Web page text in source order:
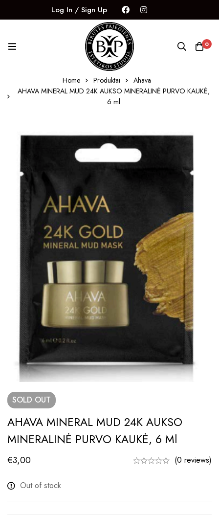
Log In / Sign Up
0
Home Produktai
Ahava
AHAVA MINERAL MUD 24K AUKSO MINERALINĖ PURVO KAUKĖ,
6 ml
SOLD OUT
AHAVA MINERAL MUD 24K AUKSO
MINERALINĖ PURVO KAUKĖ, 6 Ml
€3,00 (0 reviews)
Out of stock